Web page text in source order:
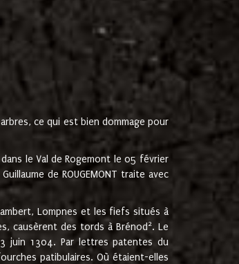
ce qui est bien dommage pour
dans le Val de Rogemont le 05 février
de ROUGEMONT traite avec
Lompnes et les fiefs situés à
causèrent des tords à Brénod 2. Le
juin 1304. Par lettres patentes du
patibulaires. Où étaient-elles